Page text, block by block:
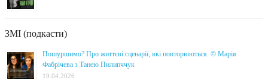
ЗМІ (подкасти)
Пошуршимо? Про життєві сценарії, які повторюються. © Марія
Фабрічева з Танею Пилипччук
19.04.2026